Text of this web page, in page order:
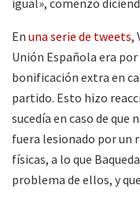
igual», comenzó
En una serie de tweets,
Unión Española era
bonificación extra en
partido. Esto hizo
sucedía en caso de que
fuera lesionado por un
físicas, a lo que
problema de ellos, y